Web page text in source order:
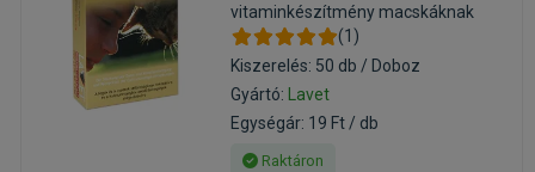
vitaminkészítmény macskáknak
(1)
Kiszerelés: 50 db / Doboz
Gyártó: Lavet
Egységár: 19 Ft / db
Raktáron